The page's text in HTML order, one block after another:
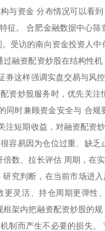
与资金 分布情况可以看
征。 合肥金融数据中心筛
受访的南向资金投资人
融资配资炒股在结构性
这样强调实盘交易与风
资炒股服务时，优先关注
同时兼顾资金安全与 合规
注短期收益，对融资配资
容易因为仓位过重、缺
数、拉长评估 周期，在
研究判断，在当前市场进
灵活、持仓周期更弹性
架内把融资配资炒股的
制而产生不必要的损失